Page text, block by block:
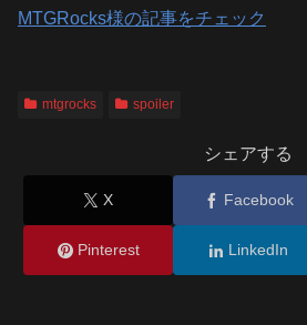
MTGRocks様の記事をチェック
mtgrocks spoiler
シェアする
X Facebook
Pinterest LinkedIn